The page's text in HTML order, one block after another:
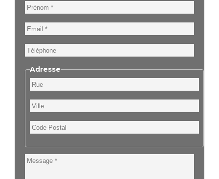
Prénom
Email
Téléphone
Adresse
Rue
Ville
Code
Postal
Message